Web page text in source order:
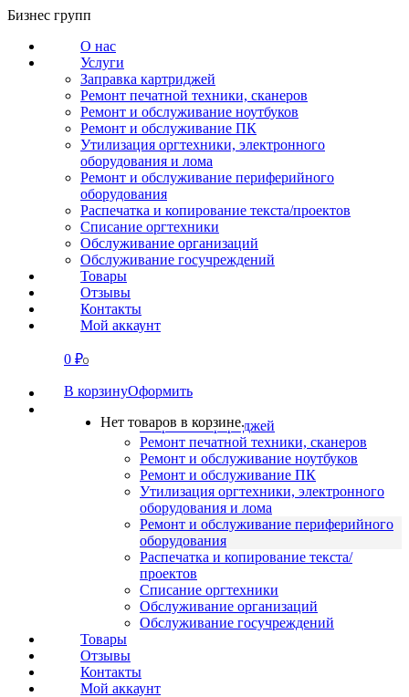
Перейти
содержанию
Бизнес групп
О нас
Услуги
Заправка картриджей
Ремонт печатной техники, сканеров
Ремонт и обслуживание ноутбуков
Ремонт и обслуживание ПК
Утилизация оргтехники, электронного
оборудования и лома
Ремонт и обслуживание периферийного
оборудования
Распечатка и копирование текста/проектов
Списание оргтехники
Обслуживание организаций
Обслуживание госучреждений
Товары
Отзывы
Контакты
Мой аккаунт
0 ₽0
В корзинуОформить
Нет товаров в корзине.
СВЯЗАТЬСЯ
О нас
Заправка картриджей
Ремонт печатной техники, сканеров
Ремонт и обслуживание ноутбуков
Ремонт и обслуживание ПК
Утилизация оргтехники, электронного
оборудования и лома
Ремонт и обслуживание периферийного
оборудования
Распечатка и копирование текста/
проектов
Списание оргтехники
Обслуживание организаций
Обслуживание госучреждений
Товары
Отзывы
Контакты
Мой аккаунт